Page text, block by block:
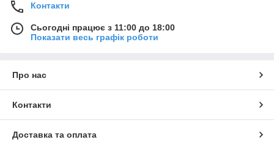
Контакти
Сьогодні працює з 11:00 до 18:00
Показати весь графік роботи
Про нас
Контакти
Доставка та оплата